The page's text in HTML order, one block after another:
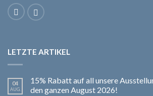
LETZTE ARTIKEL
04
AUG.
15% Rabatt auf all unsere
den ganzen August 2026!